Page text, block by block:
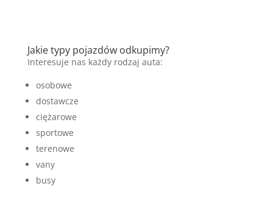
Jakie typy pojazdów odkupimy?
Interesuje nas każdy rodzaj auta:
osobowe
dostawcze
ciężarowe
sportowe
terenowe
vany
busy